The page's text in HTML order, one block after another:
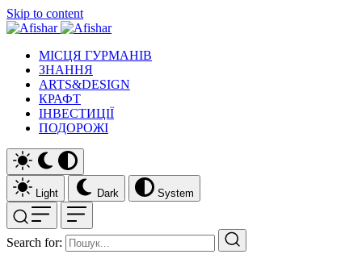
Skip to content
МІСЦЯ ГУРМАНІВ
ЗНАННЯ
ARTS&DESIGN
КРАФТ
ІНВЕСТИЦІЇ
ПОДОРОЖІ
Light Dark System
Search for: